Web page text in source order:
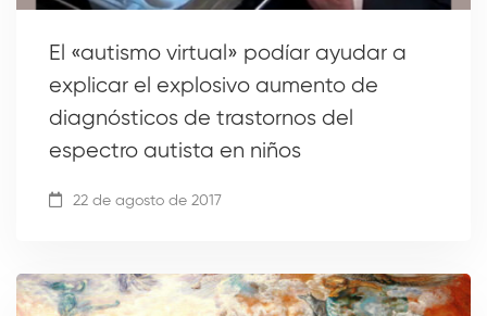
El «autismo virtual» podíar ayudar a
explicar el explosivo aumento de
diagnósticos de trastornos del
espectro autista en niños
22 de agosto de 2017